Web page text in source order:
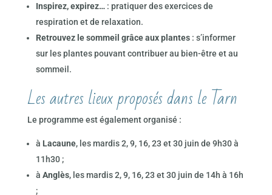
Inspirez, expirez…: pratiquer des exercices de
respiration et de relaxation.
Retrouvez le sommeil grâce aux plantes: s’informer
sur les plantes pouvant contribuer au bien-être et au
sommeil.
Les autres lieux proposés dans le Tarn
Le programme est également organisé :
à Lacaune, les mardis 2, 9, 16, 23 et 30 juin de 9h30 à
11h30 ;
à Anglès, les mardis 2, 9, 16, 23 et 30 juin de 14h à 16h
;